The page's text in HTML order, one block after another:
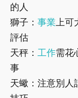
的人
獅子： 事業 上
評估
天秤： 工作需花
事
天蠍：注意別人